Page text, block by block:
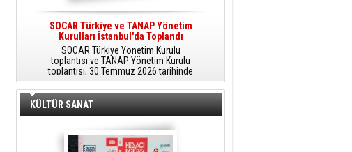
SOCAR Türkiye ve TANAP Yönetim
Kurulları İstanbul'da Toplandı
SOCAR Türkiye Yönetim Kurulu
toplantısı ve TANAP Yönetim Kurulu
toplantısı, 30 Temmuz 2026 tarihinde
İstanbul’da gerçekleştirildi.
hidrojen teknolojileri alanında yenilikçi
projelere öncülük ediyor.
KÜLTÜR SANAT